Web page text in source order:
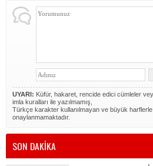
UYARI: Küfür, hakaret, rencide edici cümleler
imla kuralları ile yazılmamış,
Türkçe karakter kullanılmayan ve büyük harflerle
onaylanmamaktadır.
SON DAKİKA